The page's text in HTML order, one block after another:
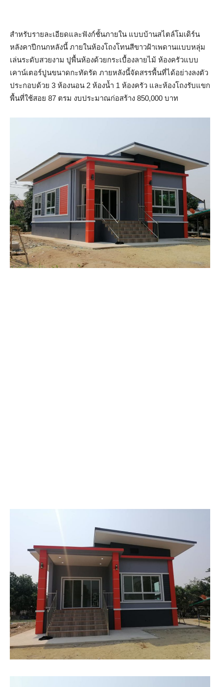
สำหรับรายละเอียดและฟังก์ชั้นภายใน แบบบ้านสไตล์โมเดิร์น
หลังคาปีกนกหลังนี้ ภายในห้องโถงโทนสีขาวฝ้าเพดานแบบหลุ่ม
เล่นระดับสวยงาม ปูพื้นห้องด้วยกระเบื้องลายไม้ ห้องครัวแบบ
เคาน์เตอร์ปูนขนาดกะทัดรัด ภายหลังนี้จัดสรรพื้นที่ได้อย่างลงตัว
ประกอบด้วย 3 ห้องนอน 2 ห้องน้ำ 1 ห้องครัว และห้องโถงรับแขก
พื้นที่ใช้สอย 87 ตรม งบประมาณก่อสร้าง 850,000 บาท